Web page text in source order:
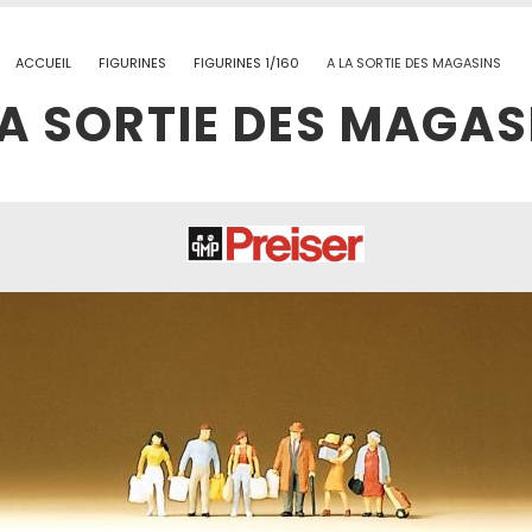
ACCUEIL FIGURINES FIGURINES 1/160 A LA SORTIE DES MAGASINS
SORTIE DES